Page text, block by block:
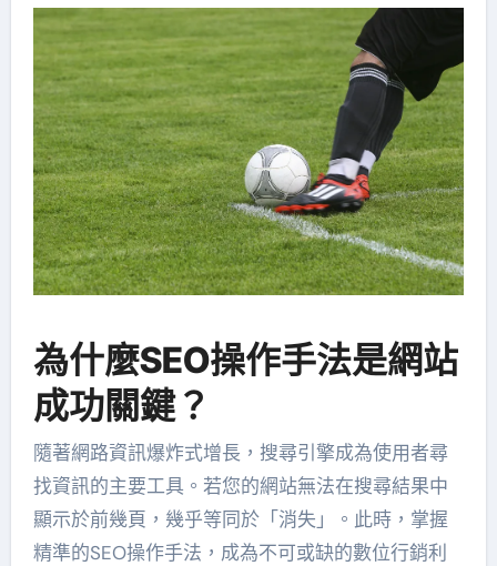
為什麼SEO操作手法是網站
成功關鍵？
隨著網路資訊爆炸式增長，搜尋引擎成為使用者尋
找資訊的主要工具。若您的網站無法在搜尋結果中
顯示於前幾頁，幾乎等同於「消失」。此時，掌握
精準的SEO操作手法，成為不可或缺的數位行銷利